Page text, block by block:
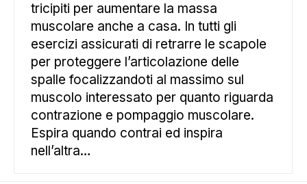
tricipiti per aumentare la massa
muscolare anche a casa. In tutti gli
esercizi assicurati di retrarre le scapole
per proteggere l’articolazione delle
spalle focalizzandoti al massimo sul
muscolo interessato per quanto riguarda
contrazione e pompaggio muscolare.
Espira quando contrai ed inspira
nell’altra…